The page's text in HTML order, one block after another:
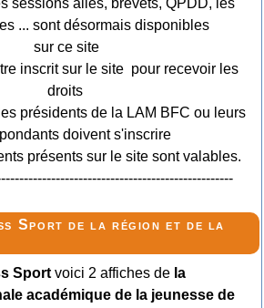
sessions ailes, brevets, QPDD, les
... sont désormais disponibles
sur ce site
inscrit sur le site pour recevoir les
droits
présidents de la LAM BFC ou leurs
doivent s'inscrire
présents sur le site sont valables.
Sport de la région et de la
Sportvoici 2 affiches dela
académique de la jeunesse de